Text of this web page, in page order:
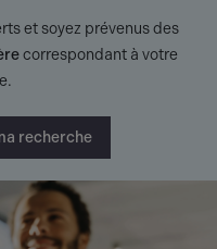
et soyez prévenus des
correspondant à votre
recherche